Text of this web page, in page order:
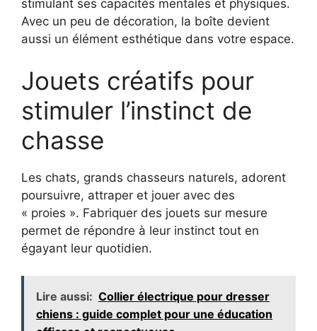
stimulant ses capacités mentales et physiques.
Avec un peu de décoration, la boîte devient
aussi un élément esthétique dans votre espace.
Jouets créatifs pour
stimuler l’instinct de
chasse
Les chats, grands chasseurs naturels, adorent
poursuivre, attraper et jouer avec des
« proies ». Fabriquer des jouets sur mesure
permet de répondre à leur instinct tout en
égayant leur quotidien.
Lire aussi: Collier électrique pour dresser
chiens : guide complet pour une éducation